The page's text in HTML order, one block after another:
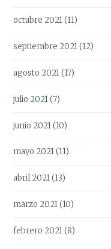
octubre 2021(11)
septiembre 2021(12)
agosto 2021(17)
julio 2021(7)
junio 2021(10)
mayo 2021(11)
abril 2021(13)
marzo 2021(10)
febrero 2021(8)